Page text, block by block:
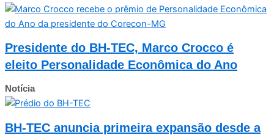
Presidente do BH-TEC, Marco Crocco é
eleito Personalidade Econômica do Ano
Notícia
BH-TEC anuncia primeira expansão desde a